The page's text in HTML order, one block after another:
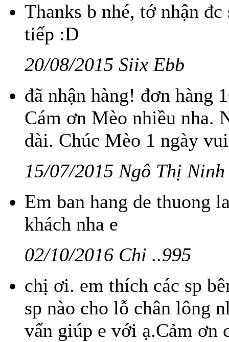
Thanks b nhé, tớ nhận
tiếp :D
20/08/2015 Siix Ebb
đã nhận hàng! đơn hàng
Cám ơn Mèo nhiều nha.
dài. Chúc Mèo 1 ngày
15/07/2015 Ngô Thị
Em ban hang de thuong
khách nha e
02/10/2016 Chi ..995
chị ơi. em thích các sp
sp nào cho lỗ chân lông
vấn giúp e với ạ.Cảm ơn